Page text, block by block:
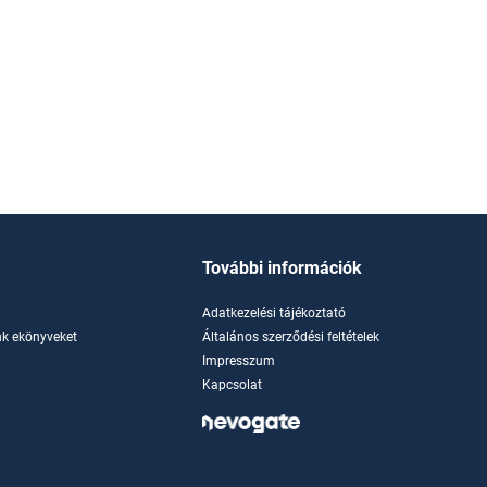
ekönyveket
További információk
Adatkezelési tájékoztató
Általános szerződési feltételek
Impresszum
Kapcsolat